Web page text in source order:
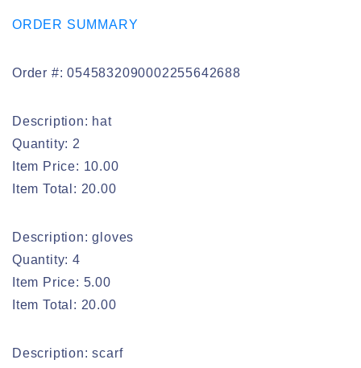
ORDER SUMMARY
Order #: 0545832090002255642688
Description: hat
Quantity: 2
Item Price: 10.00
Item Total: 20.00
Description: gloves
Quantity: 4
Item Price: 5.00
Item Total: 20.00
Description: scarf